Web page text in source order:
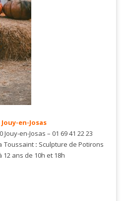
en-Josas
en-Josas – 01 69 41 22 23
Toussaint : Sculpture de Potirons
ans de 10h et 18h